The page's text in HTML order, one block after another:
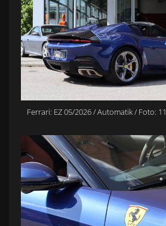
Ferrari: EZ 05/2026 / Automatik / Foto: 11